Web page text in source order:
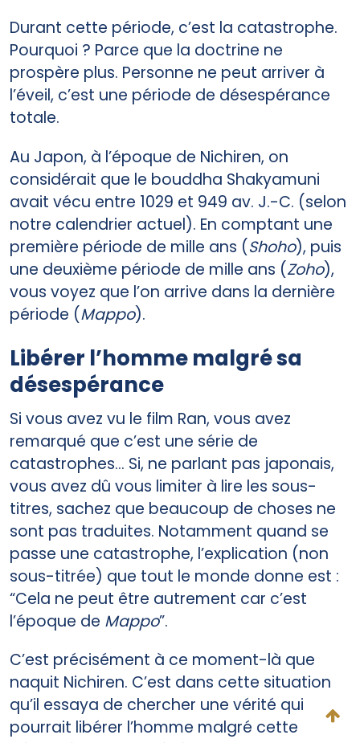
Durant cette période, c’est la catastrophe.
Pourquoi ? Parce que la doctrine ne
prospère plus. Personne ne peut arriver à
l’éveil, c’est une période de désespérance
totale.
Au Japon, à l’époque de Nichiren, on
considérait que le bouddha Shakyamuni
avait vécu entre 1029 et 949 av. J.-C. (selon
notre calendrier actuel). En comptant une
première période de mille ans (Shoho), puis
une deuxième période de mille ans (Zoho),
vous voyez que l’on arrive dans la dernière
période (Mappo).
Libérer l’homme malgré sa
désespérance
Si vous avez vu le film Ran, vous avez
remarqué que c’est une série de
catastrophes… Si, ne parlant pas japonais,
vous avez dû vous limiter à lire les sous-
titres, sachez que beaucoup de choses ne
sont pas traduites. Notamment quand se
passe une catastrophe, l’explication (non
sous-titrée) que tout le monde donne est :
“Cela ne peut être autrement car c’est
l’époque de Mappo”.
C’est précisément à ce moment-là que
naquit Nichiren. C’est dans cette situation
qu’il essaya de chercher une vérité qui
pourrait libérer l’homme malgré cette